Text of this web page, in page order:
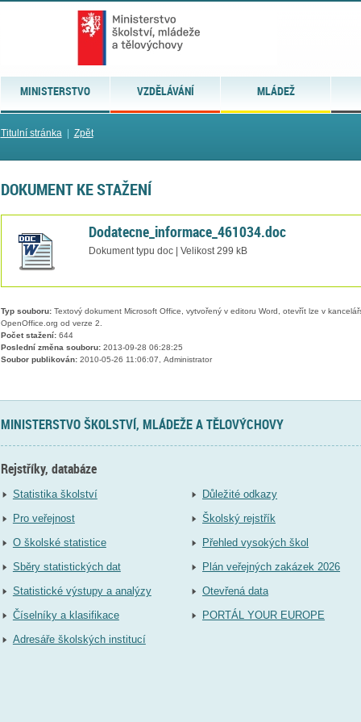
MINISTERSTVO VZDĚLÁVÁNÍ MLÁDEŽ
Titulní stránka| Zpět
DOKUMENT KE STAŽENÍ
Dodatecne_informace_461034.doc
Dokument typu doc | Velikost 299 kB
Typ souboru:Textový dokument Microsoft Office, vytvořený v editoru Word, otevřít lze v
OpenOffice.org od verze 2.
Počet stažení:644
Poslední změna souboru:2013-09-28 06:28:25
Soubor publikován:2010-05-26 11:06:07, Administrator
MINISTERSTVO ŠKOLSTVÍ, MLÁDEŽE A TĚLOVÝCHOVY
Rejstříky, databáze
Statistika školství
Pro veřejnost
O školské statistice
Sběry statistických dat
Statistické výstupy a analýzy
Číselníky a klasifikace
Adresáře školských institucí
Důležité odkazy
Školský rejstřík
Přehled vysokých škol
Plán veřejných zakázek 2026
Otevřená data
PORTÁL YOUR EUROPE